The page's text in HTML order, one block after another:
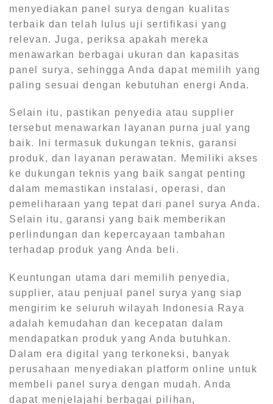
menyediakan panel surya dengan kualitas
terbaik dan telah lulus uji sertifikasi yang
relevan. Juga, periksa apakah mereka
menawarkan berbagai ukuran dan kapasitas
panel surya, sehingga Anda dapat memilih yang
paling sesuai dengan kebutuhan energi Anda.
Selain itu, pastikan penyedia atau supplier
tersebut menawarkan layanan purna jual yang
baik. Ini termasuk dukungan teknis, garansi
produk, dan layanan perawatan. Memiliki akses
ke dukungan teknis yang baik sangat penting
dalam memastikan instalasi, operasi, dan
pemeliharaan yang tepat dari panel surya Anda.
Selain itu, garansi yang baik memberikan
perlindungan dan kepercayaan tambahan
terhadap produk yang Anda beli.
Keuntungan utama dari memilih penyedia,
supplier, atau penjual panel surya yang siap
mengirim ke seluruh wilayah Indonesia Raya
adalah kemudahan dan kecepatan dalam
mendapatkan produk yang Anda butuhkan.
Dalam era digital yang terkoneksi, banyak
perusahaan menyediakan platform online untuk
membeli panel surya dengan mudah. Anda
dapat menjelajahi berbagai pilihan,